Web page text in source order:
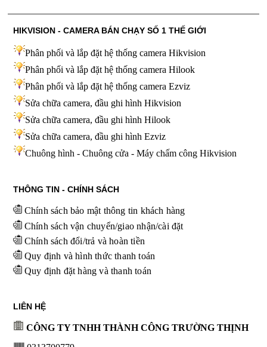
HIKVISION - CAMERA BÁN CHẠY SỐ 1 THẾ GIỚI
Phân phối và lắp đặt hệ thống camera Hikvision
Phân phối và lắp đặt hệ thống camera Hilook
Phân phối và lắp đặt hệ thống camera Ezviz
Sửa chữa camera, đầu ghi hình Hikvision
Sửa chữa camera, đầu ghi hình Hilook
Sửa chữa camera, đầu ghi hình Ezviz
Chuông hình - Chuông cửa - Máy chấm công Hikvision
THÔNG TIN - CHÍNH SÁCH
Chính sách bảo mật thông tin khách hàng
Chính sách vận chuyển/giao nhận/cài đặt
Chính sách đổi/trả và hoàn tiền
Quy định và hình thức thanh toán
Quy định đặt hàng và thanh toán
LIÊN HỆ
CÔNG TY TNHH THÀNH CÔNG TRƯỜNG THỊNH